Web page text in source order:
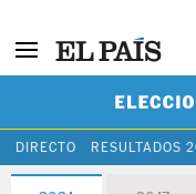
DIRECTO RESULTADOS